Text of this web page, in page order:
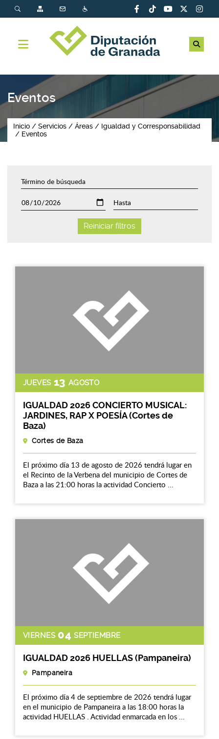
Eventos
Inicio Servicios Áreas
Igualdad y Corresponsabilidad
Eventos
Reiniciar filtros
JUEVES 13 AGOSTO
Cortes de Baza
IGUALDAD 2026 CONCIERTO MUSICAL:
JARDINES, RAP X POESÍA (Cortes de
Baza)
El próximo día 13 de agosto de 2026 tendrá lugar en
el Recinto de la Verbena del municipio de Cortes de
Baza a las 21:00 horas la actividad Concierto ...
VIERNES 04 SEPTIEMBRE
Pampaneira
IGUALDAD 2026 HUELLAS (Pampaneira)
El próximo día 4 de septiembre de 2026 tendrá lugar
en el municipio de Pampaneira a las 18:00 horas la
actividad HUELLAS . Actividad enmarcada en los ...